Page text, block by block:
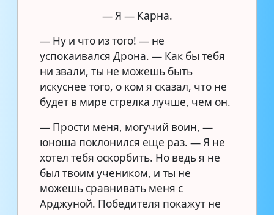
— Я — Карна.
— Ну и что из того! — не
успокаивался Дрона. — Как бы тебя
ни звали, ты не можешь быть
искуснее того, о ком я сказал, что не
будет в мире стрелка лучше, чем он.
— Прости меня, могучий воин, —
юноша поклонился еще раз. — Я не
хотел тебя оскорбить. Но ведь я не
был твоим учеником, и ты не
можешь сравнивать меня с
Арджуной. Победителя покажут не